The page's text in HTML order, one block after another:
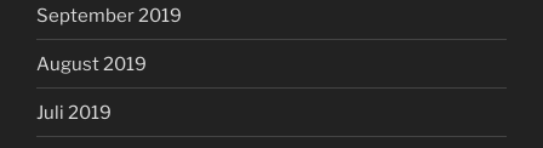
September 2019
August 2019
Juli 2019